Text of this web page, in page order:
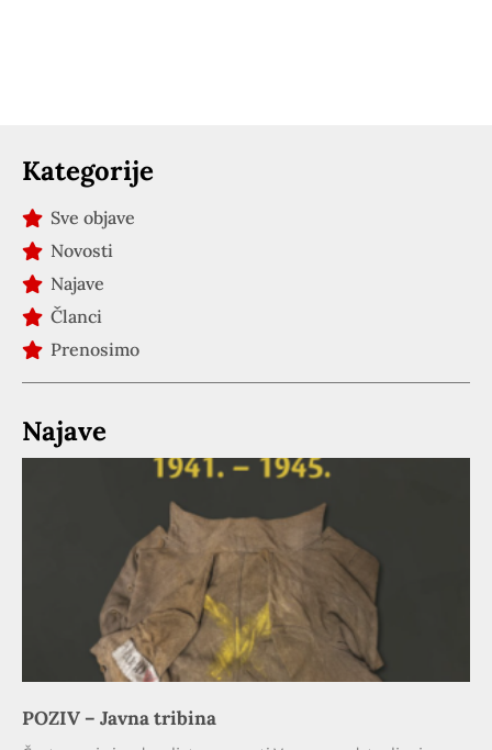
Kategorije
Sve objave
Novosti
Najave
Članci
Prenosimo
Najave
POZIV – Javna tribina